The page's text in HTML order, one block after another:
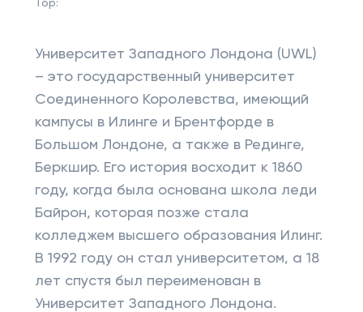
Top:
Университет Западного Лондона (UWL)
– это государственный университет
Соединенного Королевства, имеющий
кампусы в Илинге и Брентфорде в
Большом Лондоне, а также в Рединге,
Беркшир. Его история восходит к 1860
году, когда была основана школа леди
Байрон, которая позже стала
колледжем высшего образования Илинг.
В 1992 году он стал университетом, а 18
лет спустя был переименован в
Университет Западного Лондона.